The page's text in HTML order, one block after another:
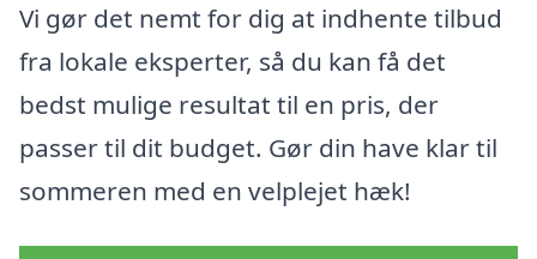
Vi gør det nemt for dig at indhente tilbud
fra lokale eksperter, så du kan få det
bedst mulige resultat til en pris, der
passer til dit budget. Gør din have klar til
sommeren med en velplejet hæk!